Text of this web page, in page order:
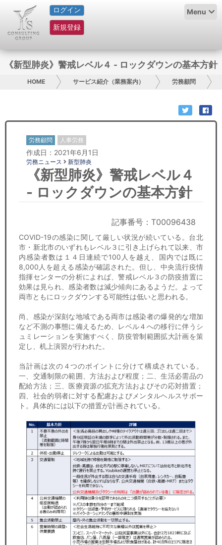
ログイン
新規登録
Menu
HOME
サービス紹介
コラム
グループ概要
日本人にPR
コンサルティング
リサーチ
経済ニュース
労務顧問
ＩＴ
飲食店情報
《新型肺炎》警戒レベル４ - ロックダウンの基本方針
HOME サービス紹介（業務案内） 労務顧問
労務顧問 人事労務
作成日：2021年6月1日
労務ニュース 新型肺炎
《新型肺炎》警戒レベル４
- ロックダウンの基本方針
記事番号：T00096438
COVID-19の感染に関して厳しい状況が続いている。台北
市・新北市のいずれもレベル３に引き上げられて以来、市
内感染者数は１４日連続で100人を越え、国内では既に
8,000人を超える感染が確認された。但し、中央流行疫情
指揮センターの分析によれば、警戒レベル３の防疫措置に
効果は見られ、感染者数は減少傾向にあるようだ。よって
両市ともにロックダウンする可能性は低いと思われる。
尚、感染が深刻な地域である両市は感染者の爆発的な増加
など不測の事態に備えるため、レベル４への移行に伴うシ
ュミレーションを実施すべく、防疫管制範囲拡大計画を策
定し、机上演習が行われた。
当計画は次の４つのポイントに分けて構成されている。
一、交通制限の範囲、方法および程度；二、生活必需品の
配給方法；三、医療資源の拡充方法およびその応対措置；
四、社会的弱者に対する配慮およびメンタルヘルスサポー
ト。具体的には以下の措置が計画されている。